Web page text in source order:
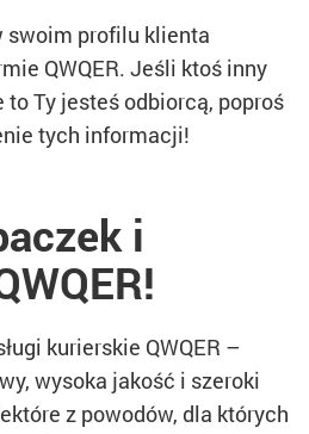
swoim profilu klienta
QWQER. Jeśli ktoś inny
to Ty jesteś odbiorcą, poproś
tych informacji!
i
kurierskie QWQER –
wysoka jakość i szeroki
z powodów, dla których